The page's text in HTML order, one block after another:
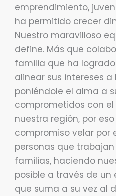
emprendimiento,
ha permitido crecer
Nuestro maravilloso
define. Más que
familia que ha
alinear sus intereses
poniéndole el alma a
comprometidos con
nuestra región, por
compromiso velar por
personas que
familias, haciendo
posible a través de un
que suma a su vez al